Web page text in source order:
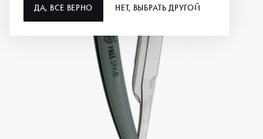
ДА, ВСЕ ВЕРНО НЕТ, ВЫБРАТЬ ДРУГОЙ